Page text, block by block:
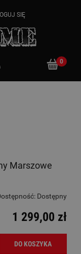
SIĘ
Marszowe
Dostępny
1 299,00 zł
DO KOSZYKA